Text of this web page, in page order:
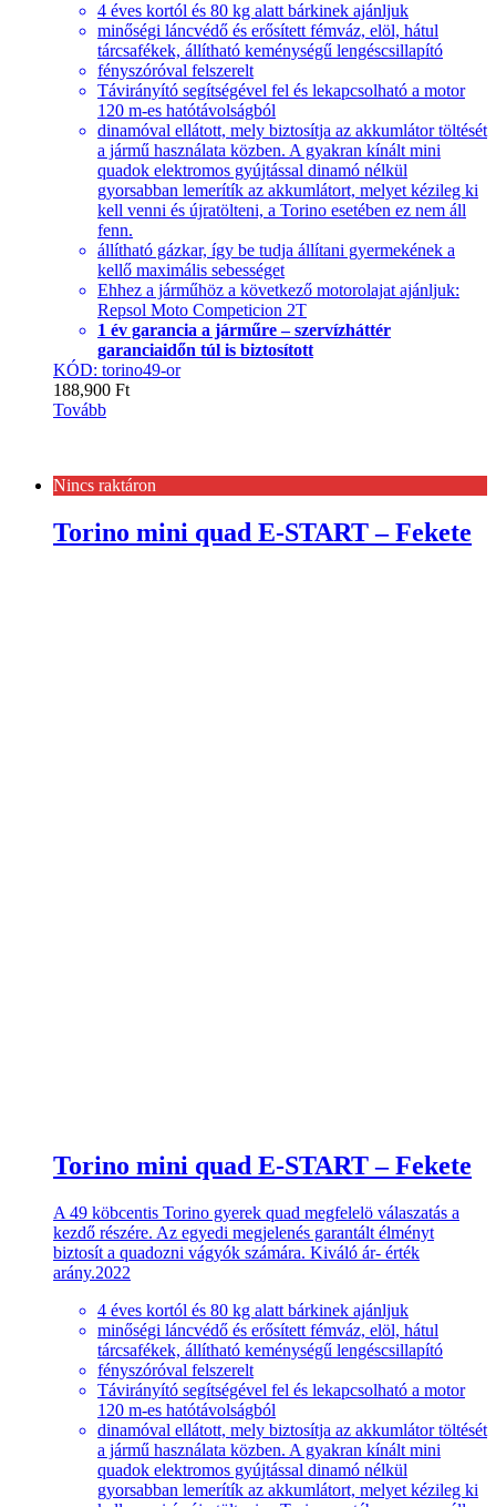
4 éves kortól és 80 kg alatt bárkinek ajánljuk
minőségi láncvédő és erősített fémváz, elöl, hátul
tárcsafékek, állítható keménységű lengéscsillapító
fényszóróval felszerelt
Távirányító segítségével fel és lekapcsolható a motor
120 m-es hatótávolságból
dinamóval ellátott, mely biztosítja az akkumlátor töltését
a jármű használata közben. A gyakran kínált mini
quadok elektromos gyújtással dinamó nélkül
gyorsabban lemerítík az akkumlátort, melyet kézileg ki
kell venni és újratölteni, a Torino esetében ez nem áll
fenn.
állítható gázkar, így be tudja állítani gyermekének a
kellő maximális sebességet
Ehhez a járműhöz a következő motorolajat ajánljuk:
Repsol Moto Competicion 2T
1 év garancia a járműre – szervízháttér
garanciaidőn túl is biztosított
KÓD: torino49-or
188,900 Ft
Tovább
Nincs raktáron
Torino mini quad E-START – Fekete
Torino mini quad E-START – Fekete
A 49 köbcentis Torino gyerek quad megfelelö válaszatás a
kezdő részére. Az egyedi megjelenés garantált élményt
biztosít a quadozni vágyók számára. Kiváló ár- érték
arány.2022
4 éves kortól és 80 kg alatt bárkinek ajánljuk
minőségi láncvédő és erősített fémváz, elöl, hátul
tárcsafékek, állítható keménységű lengéscsillapító
fényszóróval felszerelt
Távirányító segítségével fel és lekapcsolható a motor
120 m-es hatótávolságból
dinamóval ellátott, mely biztosítja az akkumlátor töltését
a jármű használata közben. A gyakran kínált mini
quadok elektromos gyújtással dinamó nélkül
gyorsabban lemerítík az akkumlátort, melyet kézileg ki